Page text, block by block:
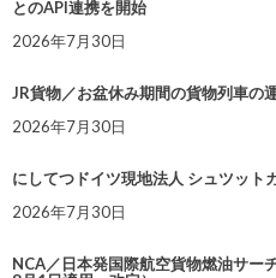
とのAPI連携を開始
2026年7月30日
JR貨物／お盆休み期間の貨物列車の
2026年7月30日
にしてつドイツ現地法人 シュツット
2026年7月30日
NCA／日本発国際航空貨物燃油サー